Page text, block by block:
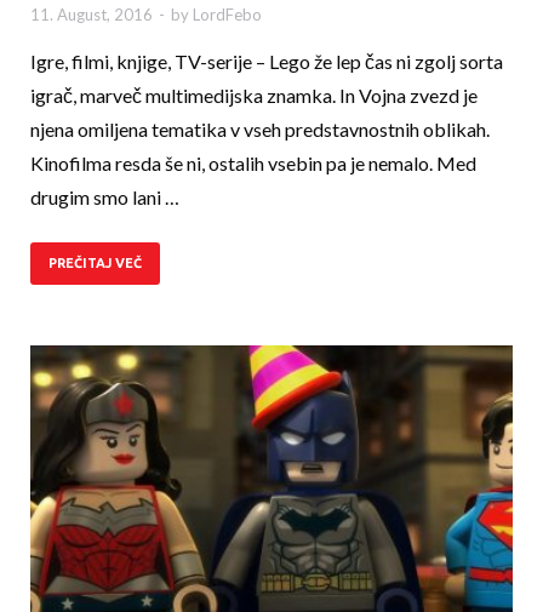
11. August, 2016 - by LordFebo
Igre, filmi, knjige, TV-serije – Lego že lep čas ni zgolj sorta
igrač, marveč multimedijska znamka. In Vojna zvezd je
njena omiljena tematika v vseh predstavnostnih oblikah.
Kinofilma resda še ni, ostalih vsebin pa je nemalo. Med
drugim smo lani …
PREČITAJ VEČ